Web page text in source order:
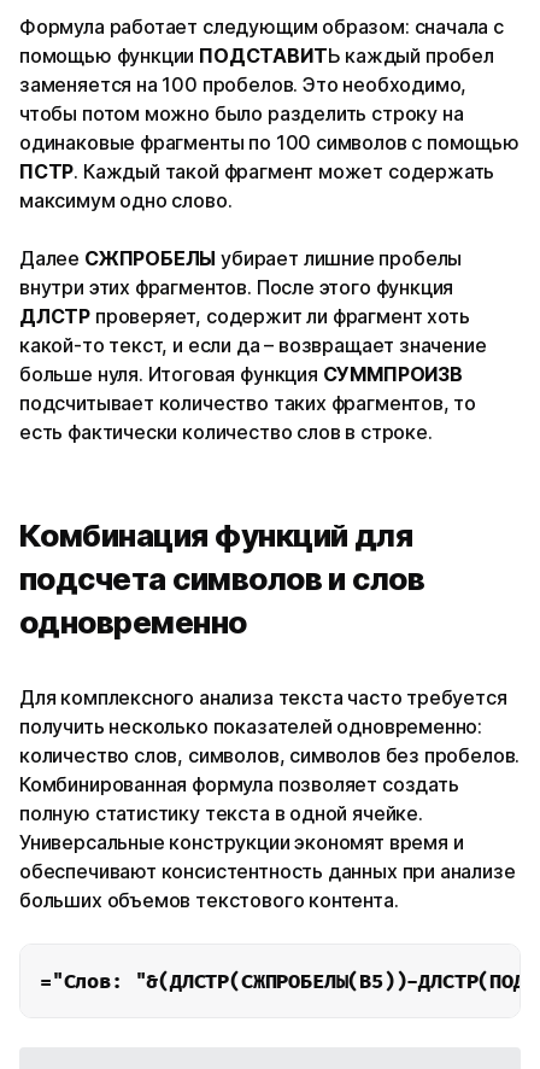
Формула работает следующим образом: сначала с
помощью функции ПОДСТАВИТЬ каждый пробел
заменяется на 100 пробелов. Это необходимо,
чтобы потом можно было разделить строку на
одинаковые фрагменты по 100 символов с помощью
ПСТР. Каждый такой фрагмент может содержать
максимум одно слово.
Далее СЖПРОБЕЛЫ убирает лишние пробелы
внутри этих фрагментов. После этого функция
ДЛСТР проверяет, содержит ли фрагмент хоть
какой-то текст, и если да – возвращает значение
больше нуля. Итоговая функция СУММПРОИЗВ
подсчитывает количество таких фрагментов, то
есть фактически количество слов в строке.
Комбинация функций для
подсчета символов и слов
одновременно
Для комплексного анализа текста часто требуется
получить несколько показателей одновременно:
количество слов, символов, символов без пробелов.
Комбинированная формула позволяет создать
полную статистику текста в одной ячейке.
Универсальные конструкции экономят время и
обеспечивают консистентность данных при анализе
больших объемов текстового контента.
="Слов: "&(ДЛСТР(СЖПРОБЕЛЫ(B5))-